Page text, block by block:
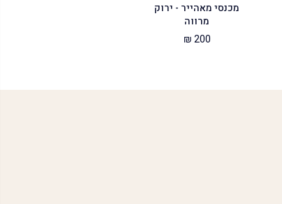
מכנסי מאהייר - ירוק
מרווה
200 ₪